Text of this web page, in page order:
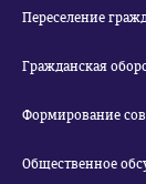
Переселение
Гражданская
Общественное